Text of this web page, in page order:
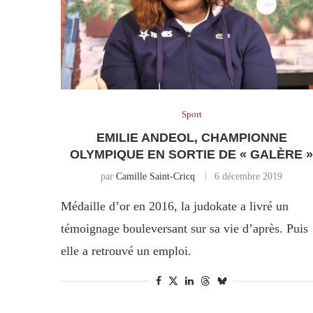
Sport
EMILIE ANDEOL, CHAMPIONNE
OLYMPIQUE EN SORTIE DE « GALÈRE »
parCamille Saint-Cricq 6 décembre 2019
Médaille d’or en 2016, la judokate a livré un
témoignage bouleversant sur sa vie d’après. Puis
elle a retrouvé un emploi.